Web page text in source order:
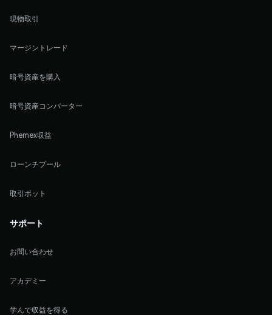
現物取引
マージントレード
暗号資産を購入
暗号資産コンバーター
Phemex収益
ローンチプール
取引ボット
サポート
お問い合わせ
アカデミー
学んで収益を得る